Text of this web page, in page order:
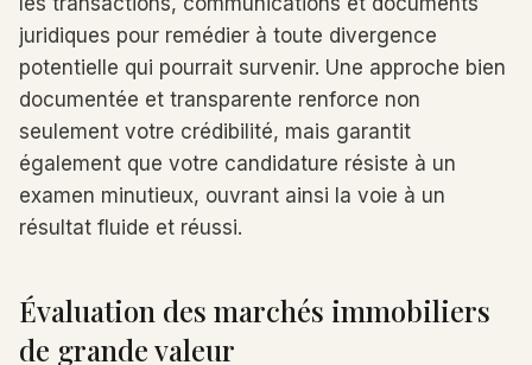
juridiques pour remédier à toute divergence
potentielle qui pourrait survenir. Une approche bien
documentée et transparente renforce non
seulement votre crédibilité, mais garantit
également que votre candidature résiste à un
examen minutieux, ouvrant ainsi la voie à un
résultat fluide et réussi.
Évaluation des marchés immobiliers
de grande valeur